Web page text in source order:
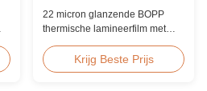
BOPP Laminate Film
Krasbestendig
22 micron glanzende BOPP
thermische lamineerfilm met
krasbestendige harde coating,
2000 mm breed en ≥92%
Krijg Beste Prijs